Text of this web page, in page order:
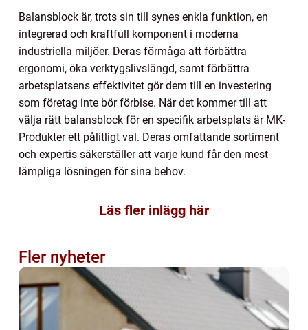
Balansblock är, trots sin till synes enkla funktion, en
integrerad och kraftfull komponent i moderna
industriella miljöer. Deras förmåga att förbättra
ergonomi, öka verktygslivslängd, samt förbättra
arbetsplatsens effektivitet gör dem till en investering
som företag inte bör förbise. När det kommer till att
välja rätt balansblock för en specifik arbetsplats är MK-
Produkter ett pålitligt val. Deras omfattande sortiment
och expertis säkerställer att varje kund får den mest
lämpliga lösningen för sina behov.
Läs fler inlägg här
Fler nyheter